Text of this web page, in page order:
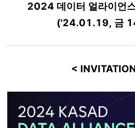
2024 데이터 얼라이언
('24.01.19, 금
<